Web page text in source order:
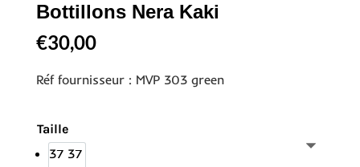
Bottillons Nera Kaki
€30,00
Réf fournisseur : MVP 303 green
Taille
37 37